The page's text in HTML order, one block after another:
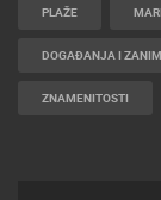
PLAŽE
DOGAĐANJA I
ZNAMENITOSTI